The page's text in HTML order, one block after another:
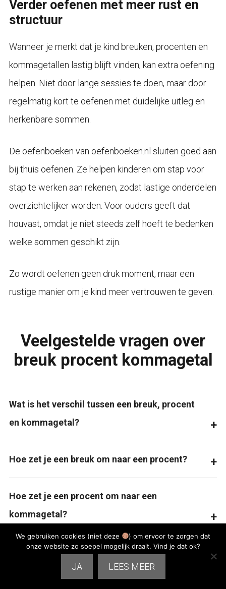
Verder oefenen met meer rust en
structuur
Wanneer je merkt dat je kind breuken, procenten en
kommagetallen lastig blijft vinden, kan extra oefening
helpen. Niet door lange sessies te doen, maar door
regelmatig kort te oefenen met duidelijke uitleg en
herkenbare sommen.
De oefenboeken van oefenboeken.nl sluiten goed aan
bij thuis oefenen. Ze helpen kinderen om stap voor
stap te werken aan rekenen, zodat lastige onderdelen
overzichtelijker worden. Voor ouders geeft dat
houvast, omdat je niet steeds zelf hoeft te bedenken
welke sommen geschikt zijn.
Zo wordt oefenen geen druk moment, maar een
rustige manier om je kind meer vertrouwen te geven.
Veelgestelde vragen over
breuk procent kommagetal
Wat is het verschil tussen een breuk, procent
en kommagetal?
Hoe zet je een breuk om naar een procent?
Hoe zet je een procent om naar een
kommagetal?
In welke groep leert een kind breuken,
procenten en kommagetallen?
We gebruiken cookies (niet deze
) om ervoor te zorgen dat
onze website zo soepel mogelijk draait. Vind je dat ok?
JA LEES MEER